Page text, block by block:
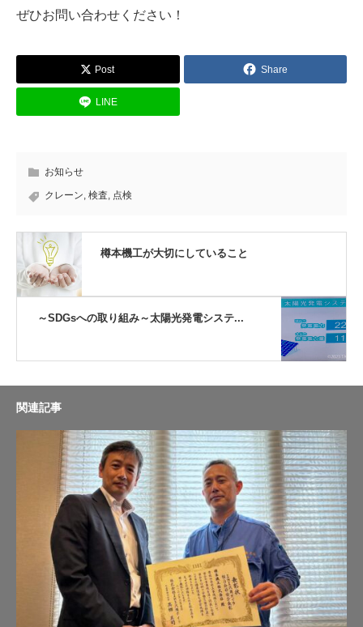
ぜひお問い合わせください！
Post Share
LINE
お知らせ
クレーン, 検査, 点検
樽本機工が大切にしていること
～SDGsへの取り組み～太陽光発電システ...
関連記事